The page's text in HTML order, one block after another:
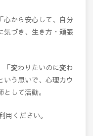
心から安心して、自分
気づき、生き方・頑張
「変わりたいのに変わ
いう思いで、心理カウ
して活動。
ください。